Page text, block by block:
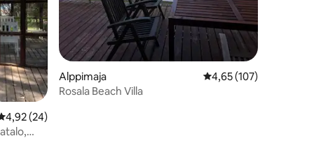
arvio 4,92/5, 24 arvostelua
4,92 (24)
Alppimaja Keskimääräinen arvio
4,65 (107)
Rosala Beach Villa